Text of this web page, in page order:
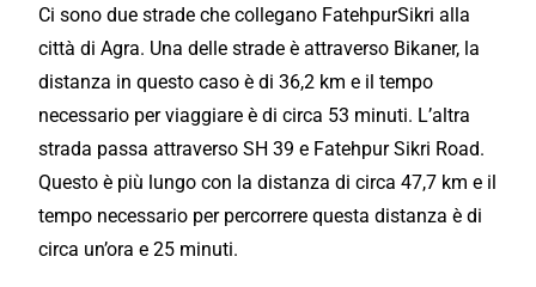
Ci sono due strade che collegano FatehpurSikri alla
città di Agra. Una delle strade è attraverso Bikaner, la
distanza in questo caso è di 36,2 km e il tempo
necessario per viaggiare è di circa 53 minuti. L’altra
strada passa attraverso SH 39 e Fatehpur Sikri Road.
Questo è più lungo con la distanza di circa 47,7 km e il
tempo necessario per percorrere questa distanza è di
circa un’ora e 25 minuti.